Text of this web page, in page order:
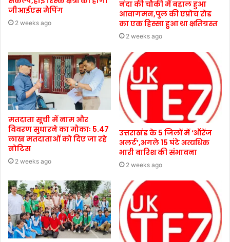
जीआईएस मैपिंग
2 weeks ago
नंदा की चौकी में बहाल हुआ
आवागमन,पुल की एप्रोच रोड
का एक हिस्सा हुआ था क्षतिग्रस्त
2 weeks ago
मतदाता सूची में नाम और
विवरण सुधारने का मौकाः 5.47
लाख मतदाताओं को दिए जा रहे
नोटिस
2 weeks ago
उत्तराखंड के 5 जिलों में ‘ऑरेंज
अलर्ट’,अगले 15 घंटे अत्यधिक
भारी बारिश की संभावना
2 weeks ago